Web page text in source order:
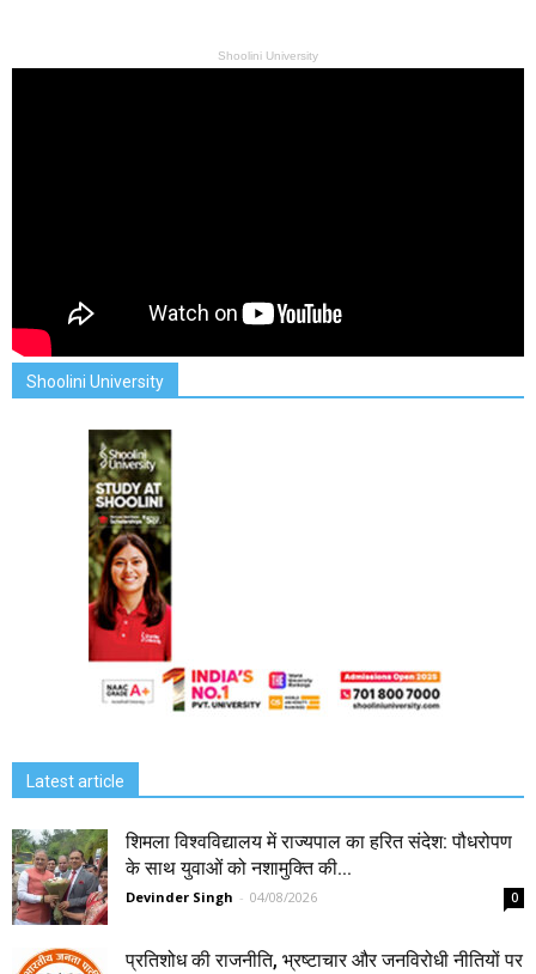
Shoolini University
Shoolini University
Latest article
शिमला विश्वविद्यालय में राज्यपाल का हरित संदेश: पौधरोपण
के साथ युवाओं को नशामुक्ति की...
Devinder Singh - 04/08/2026 0
प्रतिशोध की राजनीति, भ्रष्टाचार और जनविरोधी नीतियों पर